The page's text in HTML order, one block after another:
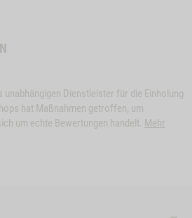
unabhängigen Dienstleister für die Einholung
hat Maßnahmen getroffen, um
um echte Bewertungen handelt. Mehr